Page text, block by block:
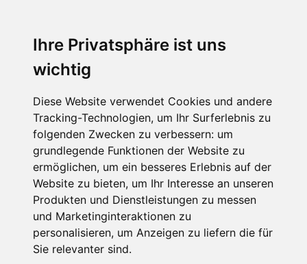
Ihre Privatsphäre ist uns
wichtig
Diese Website verwendet Cookies und andere
Tracking-Technologien, um Ihr Surferlebnis zu
folgenden Zwecken zu verbessern: um
grundlegende Funktionen der Website zu
ermöglichen, um ein besseres Erlebnis auf der
Website zu bieten, um Ihr Interesse an unseren
Produkten und Dienstleistungen zu messen
und Marketinginteraktionen zu
personalisieren, um Anzeigen zu liefern die für
Sie relevanter sind.